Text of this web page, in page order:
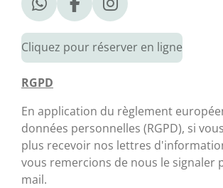
W
h
a
t
s
p
p
F
a
c
e
o
k
I
n
s
t
r
a
m
Cliquez pour réserver en ligne
RGPD
En application du règlement
données personnelles (RGPD), si
plus recevoir nos lettres
vous remercions de nous le signaler
mail.